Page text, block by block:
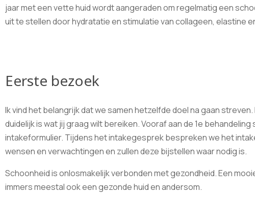
jaar met een vette huid wordt aangeraden om regelmatig een
uit te stellen door hydratatie en stimulatie van collageen, elastine
Eerste bezoek
Ik vind het belangrijk dat we samen hetzelfde doel na gaan streven.
duidelijk is wat jij graag wilt bereiken. Vooraf aan de 1e behandeling
intakeformulier. Tijdens het intakegesprek bespreken we het
wensen en verwachtingen en zullen deze bijstellen waar nodig is.
Schoonheid is onlosmakelijk verbonden met gezondheid. Een
immers meestal ook een gezonde huid en andersom.